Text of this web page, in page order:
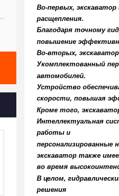
Во-первых,
расщепления.
Благодаря точному
повышение
Во-вторых,
Укомплектованный
автомобилей.
Устройство
скорости, повышая
Кроме того,
Интеллектуальная
работы и
экскаватор также
во время
В целом,
решения